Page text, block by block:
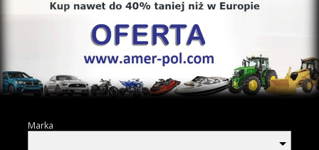
Marka